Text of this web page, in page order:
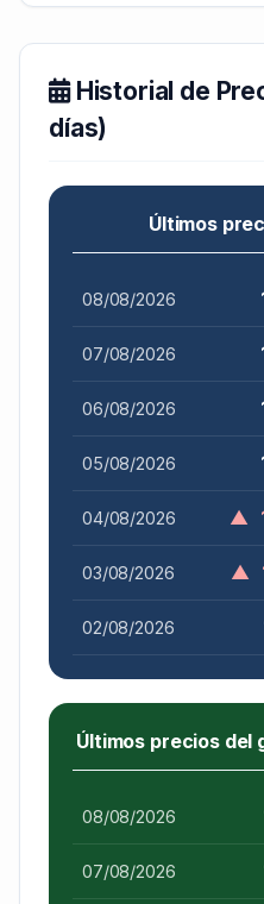
Historial de
días)
Últimos
08/08/2026
07/08/2026
06/08/2026
05/08/2026
04/08/2026 ▲
03/08/2026 ▲
02/08/2026
Últimos precios del
08/08/2026
07/08/2026